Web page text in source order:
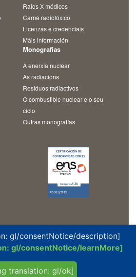
Raios X médicos
Carné radiolóxico
Licenzas e credenciais
Máis información
Monografías
A enerxía nuclear
As radiacións
Residuos radiactivos
O combustible nuclear e o seu
ciclo
Outras monografías
de Seguridad Nuclear
protección de datos
gl/consentNotice/description]
gl/consentNotice/learnMore]
translation: gl/ok]